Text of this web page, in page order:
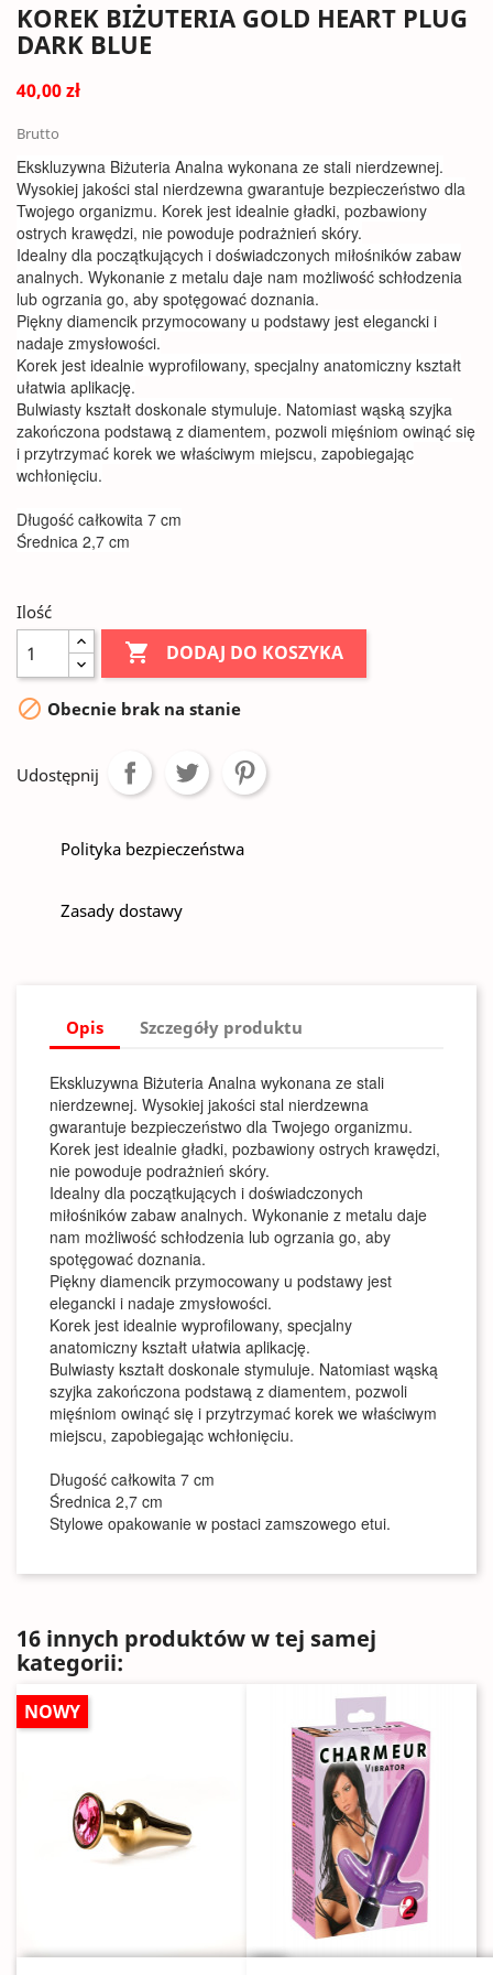
KOREK BIŻUTERIA GOLD HEART PLUG
DARK BLUE
40,00 zł
Brutto
Ekskluzywna Biżuteria Analna wykonana ze stali nierdzewnej.
Wysokiej jakości stal nierdzewna gwarantuje bezpieczeństwo dla
Twojego organizmu. Korek jest idealnie gładki, pozbawiony
ostrych krawędzi, nie powoduje podrażnień skóry.
Idealny dla początkujących i doświadczonych miłośników zabaw
analnych. Wykonanie z metalu daje nam możliwość schłodzenia
lub ogrzania go, aby spotęgować doznania.
Piękny diamencik przymocowany u podstawy jest elegancki i
nadaje zmysłowości.
Korek jest idealnie wyprofilowany, specjalny anatomiczny kształt
ułatwia aplikację.
Bulwiasty kształt doskonale stymuluje. Natomiast wąską szyjka
zakończona podstawą z diamentem, pozwoli mięśniom owinąć się
i przytrzymać korek we właściwym miejscu, zapobiegając
wchłonięciu.
Długość całkowita 7 cm
Średnica 2,7 cm
Ilość
 DODAJ DO KOSZYKA
 Obecnie brak na stanie
Udostępnij
Polityka bezpieczeństwa
Zasady dostawy
Opis Szczegóły produktu
Ekskluzywna Biżuteria Analna wykonana ze stali
nierdzewnej. Wysokiej jakości stal nierdzewna
gwarantuje bezpieczeństwo dla Twojego organizmu.
Korek jest idealnie gładki, pozbawiony ostrych krawędzi,
nie powoduje podrażnień skóry.
Idealny dla początkujących i doświadczonych
miłośników zabaw analnych. Wykonanie z metalu daje
nam możliwość schłodzenia lub ogrzania go, aby
spotęgować doznania.
Piękny diamencik przymocowany u podstawy jest
elegancki i nadaje zmysłowości.
Korek jest idealnie wyprofilowany, specjalny
anatomiczny kształt ułatwia aplikację.
Bulwiasty kształt doskonale stymuluje. Natomiast wąską
szyjka zakończona podstawą z diamentem, pozwoli
mięśniom owinąć się i przytrzymać korek we właściwym
miejscu, zapobiegając wchłonięciu.
Długość całkowita 7 cm
Średnica 2,7 cm
Stylowe opakowanie w postaci zamszowego etui.
16 innych produktów w tej samej
kategorii:
NOWY